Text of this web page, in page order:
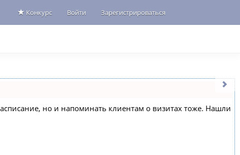
Конкурс Войти Зарегистрироваться
но и напоминать клиентам о визитах тоже. Нашли